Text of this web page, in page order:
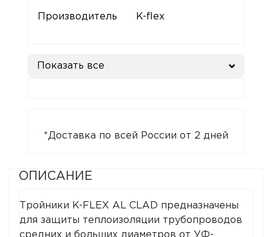
Производитель K-flex
Показать все
*Доставка по всей России от 2 дней
ОПИСАНИЕ
Тройники K-FLEX AL CLAD предназначены
для защиты теплоизоляции трубопроводов
средних и больших диаметров от УФ-